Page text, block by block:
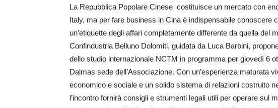
La Repubblica Popolare Cinese costituisce un mercato con
Italy, ma per fare business in Cina è indispensabile conoscere
un’etiquette degli affari completamente differente da quella del
Confindustria Belluno Dolomiti, guidata da Luca Barbini,
dello studio internazionale NCTM in programma per giovedì 6
Dalmas sede dell’Associazione. Con un’esperienza maturata
economico e sociale e un solido sistema di relazioni costruito
l’incontro fornirà consigli e strumenti legali utili per operare sul